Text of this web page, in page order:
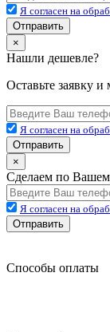
Я согласен на
Отправить
×
Нашли дешевле?
Оставьте заявку
Я согласен на
Отправить
×
Сделаем по
Я согласен на
Отправить
Способы оплаты